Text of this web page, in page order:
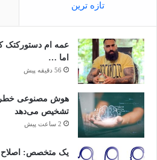
تازه ترین
عمه ام دستورکتک
اما …
56 دقیقه پیش
هوش مصنوعی خطر
تشخیص می‌دهد
2 ساعت پیش
یک متخصص: اصلاح